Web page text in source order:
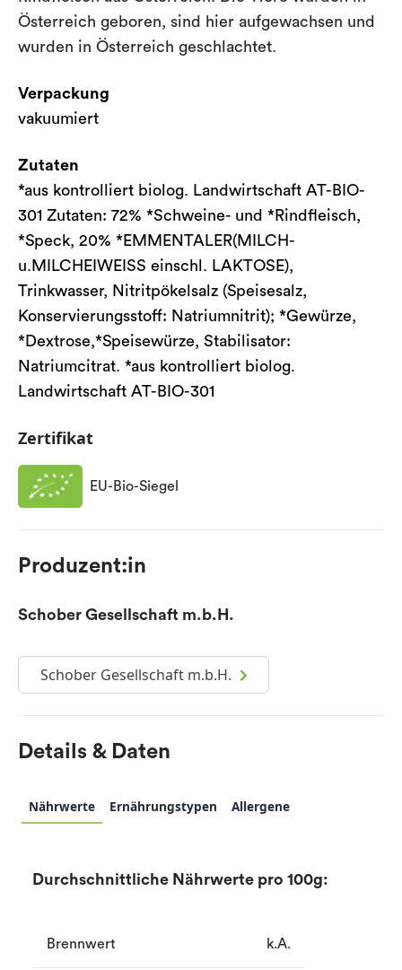
Österreich geboren, sind hier aufgewachsen und
wurden in Österreich geschlachtet.
Verpackung
vakuumiert
Zutaten
*aus kontrolliert biolog. Landwirtschaft AT-BIO-
301 Zutaten: 72% *Schweine- und *Rindfleisch,
*Speck, 20% *EMMENTALER(MILCH-
u.MILCHEIWEISS einschl. LAKTOSE),
Trinkwasser, Nitritpökelsalz (Speisesalz,
Konservierungsstoff: Natriumnitrit); *Gewürze,
*Dextrose,*Speisewürze, Stabilisator:
Natriumcitrat. *aus kontrolliert biolog.
Landwirtschaft AT-BIO-301
Zertifikat
EU-Bio-Siegel
Produzent:in
Schober Gesellschaft m.b.H.
Schober Gesellschaft m.b.H.
Details & Daten
Nährwerte Ernährungstypen Allergene
Durchschnittliche Nährwerte pro 100g:
Brennwert k.A.